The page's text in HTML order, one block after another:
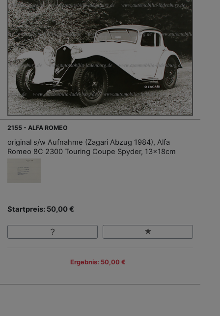
2155 - ALFA ROMEO
original s/w Aufnahme (Zagari Abzug 1984), Alfa
Romeo 8C 2300 Touring Coupe Spyder, 13x18cm
Startpreis: 50,00 €
Ergebnis: 50,00 €